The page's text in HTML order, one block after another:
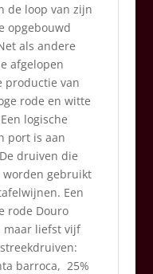
de loop van zijn
opgebouwd
als andere
afgelopen
productie van
rode en witte
logische
port is aan
druiven die
gebruikt
Een
rode Douro
maar liefst vijf
barroca, 25%